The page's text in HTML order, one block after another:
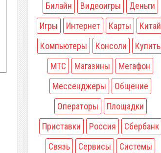
Билайн
Видеоигры
Деньги
Игры
Интернет Карты
Китай
Компьютеры
Консоли
Купить
МТС
Магазины
Мегафон
Мессенджеры
Общение
Операторы
Площадки
Приставки
Россия
Сбербанк
Связь
Сервисы
Системы